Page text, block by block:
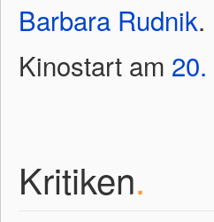
Barbara Rudnik.
Kinostart am 20.
Kritiken.